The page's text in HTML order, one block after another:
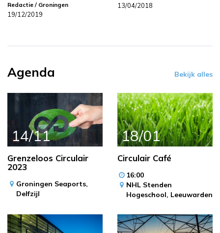
Redactie / Groningen
19/12/2019
13/04/2018
Agenda Bekijk alles
14/11
Grenzeloos Circulair
2023
Groningen Seaports,
Delfzijl
18/01
Circulair Café
16:00
NHL Stenden
Hogeschool, Leeuwarden